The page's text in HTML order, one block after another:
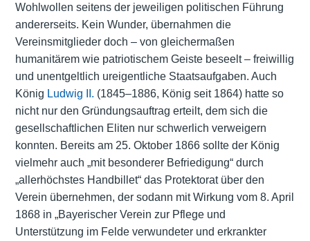
Wohlwollen seitens der jeweiligen politischen Führung
andererseits. Kein Wunder, übernahmen die
Vereinsmitglieder doch – von gleichermaßen
humanitärem wie patriotischem Geiste beseelt – freiwillig
und unentgeltlich ureigentliche Staatsaufgaben. Auch
König Ludwig II. (1845–1886, König seit 1864) hatte so
nicht nur den Gründungsauftrag erteilt, dem sich die
gesellschaftlichen Eliten nur schwerlich verweigern
konnten. Bereits am 25. Oktober 1866 sollte der König
vielmehr auch „mit besonderer Befriedigung“ durch
„allerhöchstes Handbillet“ das Protektorat über den
Verein übernehmen, der sodann mit Wirkung vom 8. April
1868 in „Bayerischer Verein zur Pflege und
Unterstützung im Felde verwundeter und erkrankter